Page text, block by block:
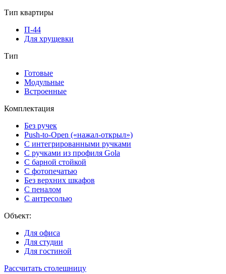
Тип квартиры
П-44
Для хрущевки
Тип
Готовые
Модульные
Встроенные
Комплектация
Без ручек
Push-to-Open («нажал-открыл»)
С интегрированными ручками
С ручками из профиля Gola
С барной стойкой
С фотопечатью
Без верхних шкафов
С пеналом
С антресолью
Объект:
Для офиса
Для студии
Для гостиной
Рассчитать столешницу